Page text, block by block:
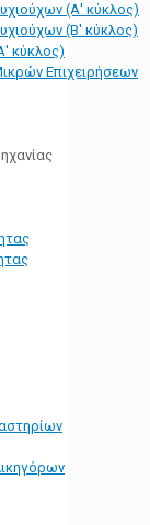
(Α' κύκλος)
(Β' κύκλος)
κύκλος)
Επιχειρήσεων